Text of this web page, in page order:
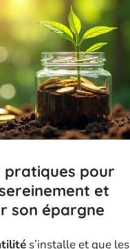
pratiques pour
et
son épargne
s’installe et que les